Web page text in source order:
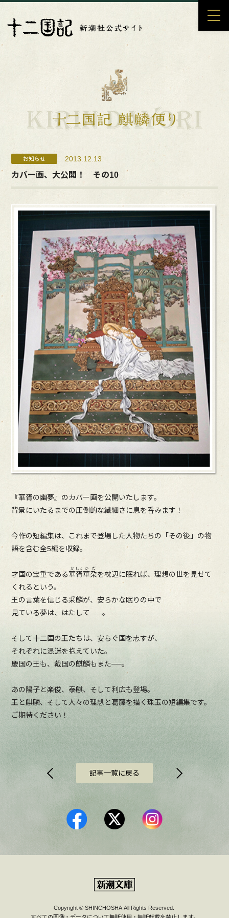
お知らせ 2013.12.13
カバー画、大公開！ その10
『華胥の幽夢』のカバー画を公開いたします。
背景にいたるまでの圧倒的な繊細さに息を呑みます！
今作の短編集は、これまで登場した人物たちの「その後」の物
語を含む全5編を収録。
才国の宝重である華
か
胥
しょ
華
か
朶
だ
を枕辺に眠れば、理想の世を見せて
くれるという。
王の言葉を信じる采麟が、安らかな眠りの中で
見ている夢は、はたして......。
そして十二国の王たちは、安らぐ国を志すが、
それぞれに混迷を抱えていた。
慶国の王も、戴国の麒麟もまた──。
あの陽子と楽俊、泰麒、そして利広も登場。
王と麒麟、そして人々の理想と葛藤を描く珠玉の短編集です。
ご期待ください！
記事一覧に戻る
Copyright © SHINCHOSHA All Rights Reserved.